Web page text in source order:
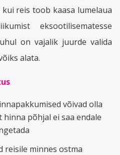
reis toob kaasa lumelaua
eksootilisematesse
on vajalik juurde valida
alata.
võivad olla
põhjal ei saa endale
reisile minnes ostma